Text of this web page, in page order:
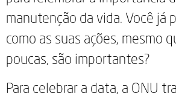
manutenção da vida. Você já
como as suas ações, mesmo
poucas, são importantes?
Para celebrar a data, a ONU